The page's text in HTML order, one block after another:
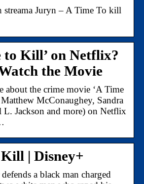
streama Juryn – A Time To kill
to Kill’ on Netflix?
the Movie
about the crime movie ‘A Time
McConaughey, Sandra
L. Jackson and more) on Netflix
| Disney+
a black man charged